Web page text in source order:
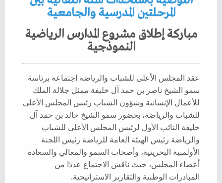
المرحلتين المدرسية والجامعية
مباركة إطلاق مشروع المدارس الرياضية
النموذجية
عقد المجلس الأعلى للشباب والرياضة اجتماعه برئاسة
سمو الشيخ ناصر بن حمد آل خليفة ممثل جلالة الملك
للأعمال الإنسانية وشؤون الشباب رئيس المجلس الأعلى
للشباب والرياضة، بحضور سمو الشيخ خالد بن حمد آل
خليفة النائب الأول لرئيس المجلس الأعلى للشباب
والرياضة رئيس الهيئة العامة للرياضة رئيس اللجنة
الأولمبية البحرينية، وأصحاب السمو والمعالي والسعادة
أعضاء المجلس، حيث ناقش الاجتماع عددًا من
المبادرات الوطنية والتقارير الاستراتيجية.